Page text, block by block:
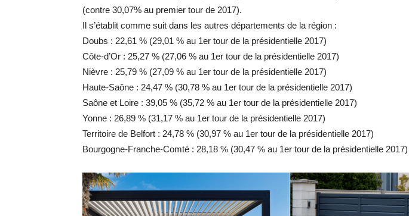
(contre 30,07% au premier tour de 2017).
Il s’établit comme suit dans les autres départements de la région :
Doubs : 22,61 % (29,01 % au 1er tour de la présidentielle 2017)
Côte-d’Or : 25,27 % (27,06 % au 1er tour de la présidentielle 2017)
Nièvre : 25,79 % (27,09 % au 1er tour de la présidentielle 2017)
Haute-Saône : 24,47 % (30,78 % au 1er tour de la présidentielle 2017)
Saône et Loire : 39,05 % (35,72 % au 1er tour de la présidentielle 2017)
Yonne : 26,89 % (31,17 % au 1er tour de la présidentielle 2017)
Territoire de Belfort : 24,78 % (30,97 % au 1er tour de la présidentielle 2017)
Bourgogne-Franche-Comté : 28,18 % (30,47 % au 1er tour de la présidentielle 2017)